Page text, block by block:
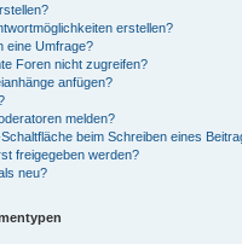
erstellen?
eine Umfrage?
Foren nicht zugreifen?
anfügen?
melden?
beim Schreiben eines
freigegeben werden?
neu?